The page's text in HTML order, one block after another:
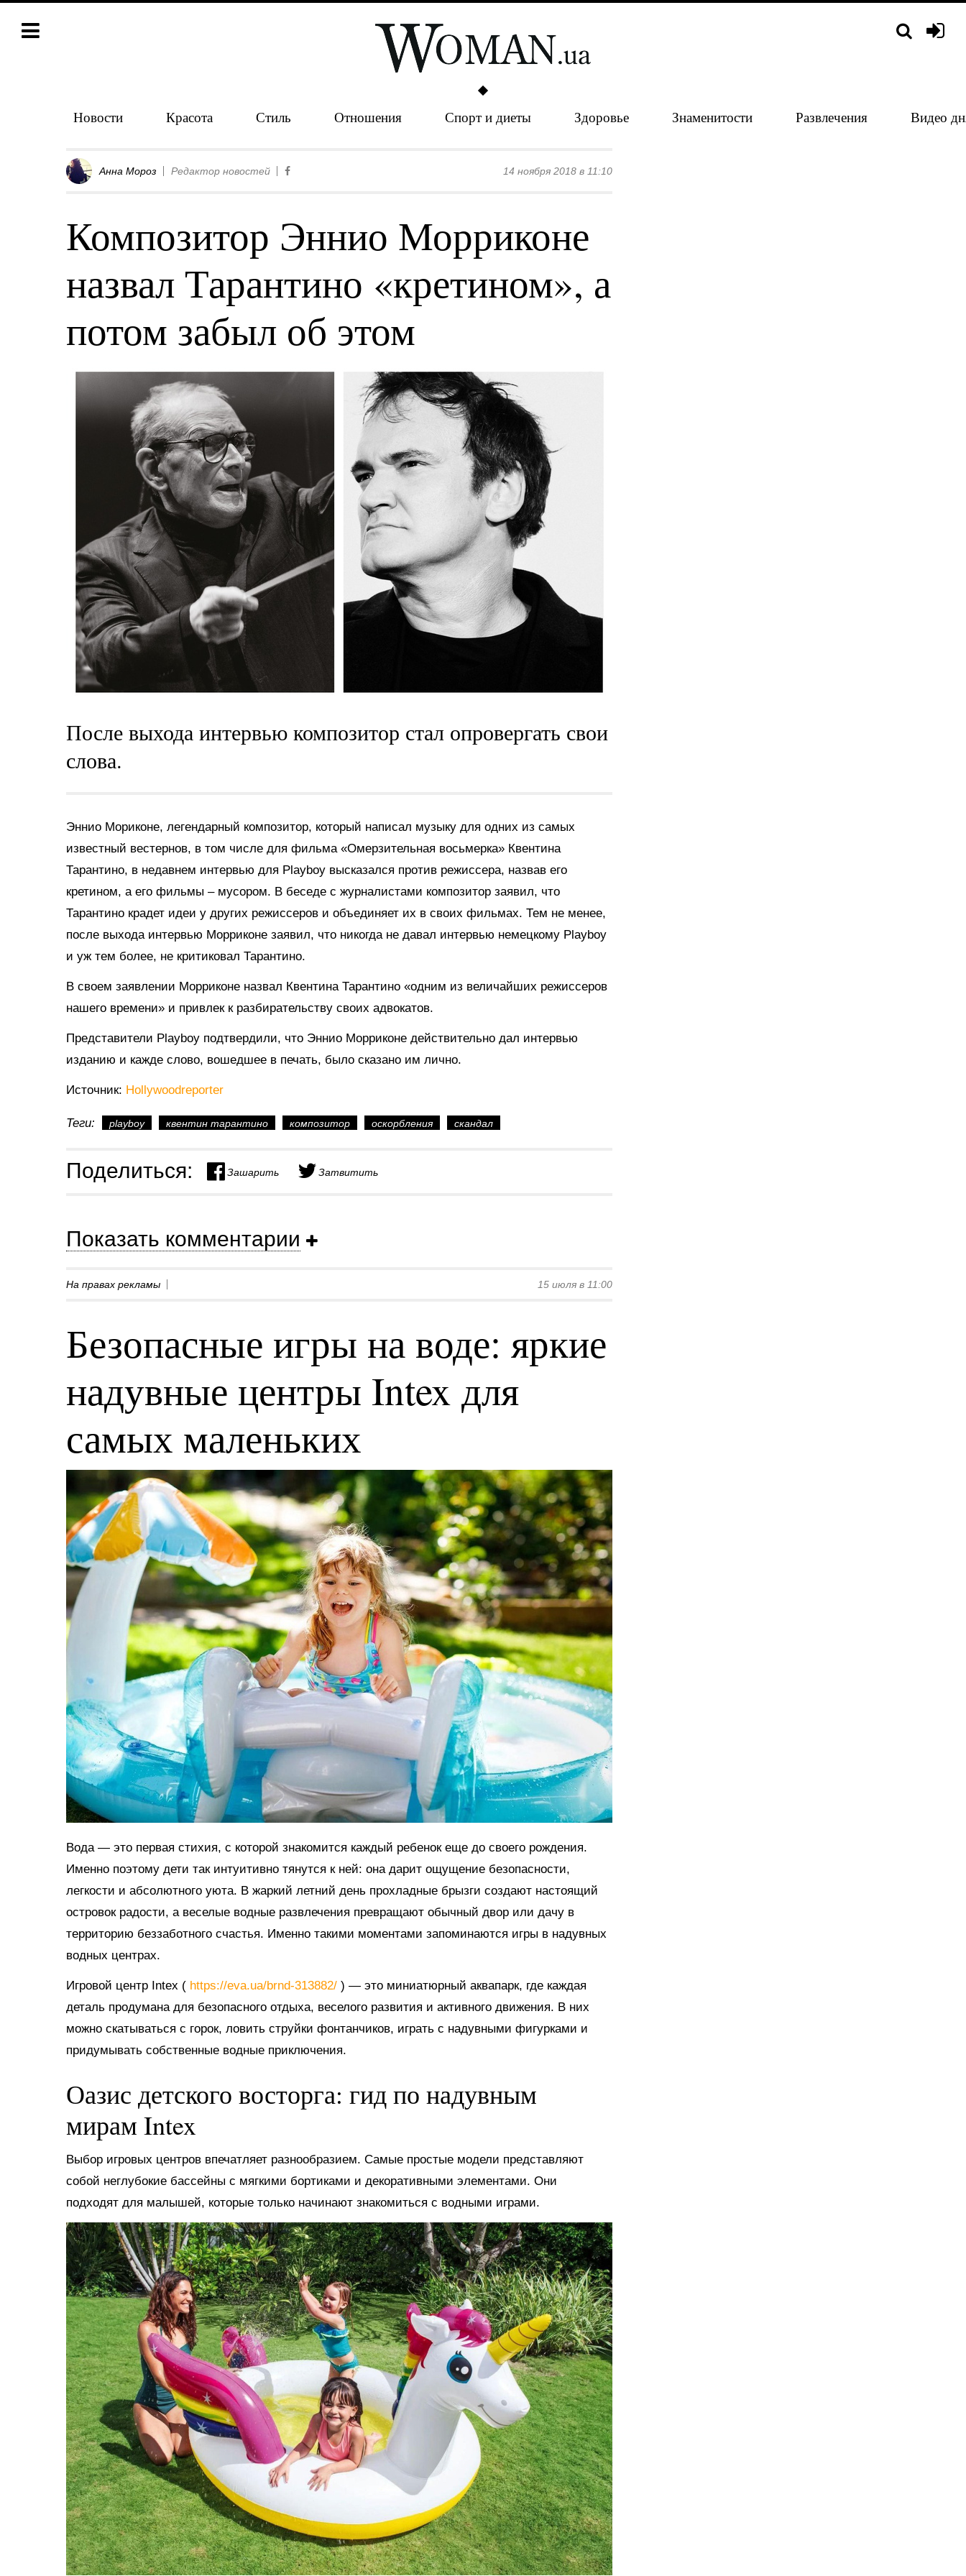
Новости Красота Стиль Отношения Спорт и диеты Здоровье Знаменитости Развлечения Видео
Анна Мороз Редактор новостей 14 ноября 2018 в 11:10
Композитор Эннио Морриконе
назвал Тарантино «кретином», а
потом забыл об этом
После выхода интервью композитор стал опровергать свои
слова.
Эннио Мориконе, легендарный композитор, который написал музыку для одних из самых
известный вестернов, в том числе для фильма «Омерзительная восьмерка» Квентина
Тарантино, в недавнем интервью для Playboy высказался против режиссера, назвав его
кретином, а его фильмы – мусором. В беседе с журналистами композитор заявил, что
Тарантино крадет идеи у других режиссеров и объединяет их в своих фильмах. Тем не менее,
после выхода интервью Морриконе заявил, что никогда не давал интервью немецкому Playboy
и уж тем более, не критиковал Тарантино.
В своем заявлении Морриконе назвал Квентина Тарантино «одним из величайших режиссеров
нашего времени» и привлек к разбирательству своих адвокатов.
Представители Playboy подтвердили, что Эннио Морриконе действительно дал интервью
изданию и кажде слово, вошедшее в печать, было сказано им лично.
Источник: Hollywoodreporter
Теги: playboy квентин тарантино композитор оскорбления скандал
Поделиться: Зашарить Затвитить
Показать комментарии
На правах рекламы 15 июля в 11:00
Безопасные игры на воде: яркие
надувные центры Intex для
самых маленьких
Вода — это первая стихия, с которой знакомится каждый ребенок еще до своего рождения.
Именно поэтому дети так интуитивно тянутся к ней: она дарит ощущение безопасности,
легкости и абсолютного уюта. В жаркий летний день прохладные брызги создают настоящий
островок радости, а веселые водные развлечения превращают обычный двор или дачу в
территорию беззаботного счастья. Именно такими моментами запоминаются игры в надувных
водных центрах.
Игровой центр Intex ( https://eva.ua/brnd-313882/ ) — это миниатюрный аквапарк, где каждая
деталь продумана для безопасного отдыха, веселого развития и активного движения. В них
можно скатываться с горок, ловить струйки фонтанчиков, играть с надувными фигурками и
придумывать собственные водные приключения.
Оазис детского восторга: гид по надувным
мирам Intex
Выбор игровых центров впечатляет разнообразием. Самые простые модели представляют
собой неглубокие бассейны с мягкими бортиками и декоративными элементами. Они
подходят для малышей, которые только начинают знакомиться с водными играми.